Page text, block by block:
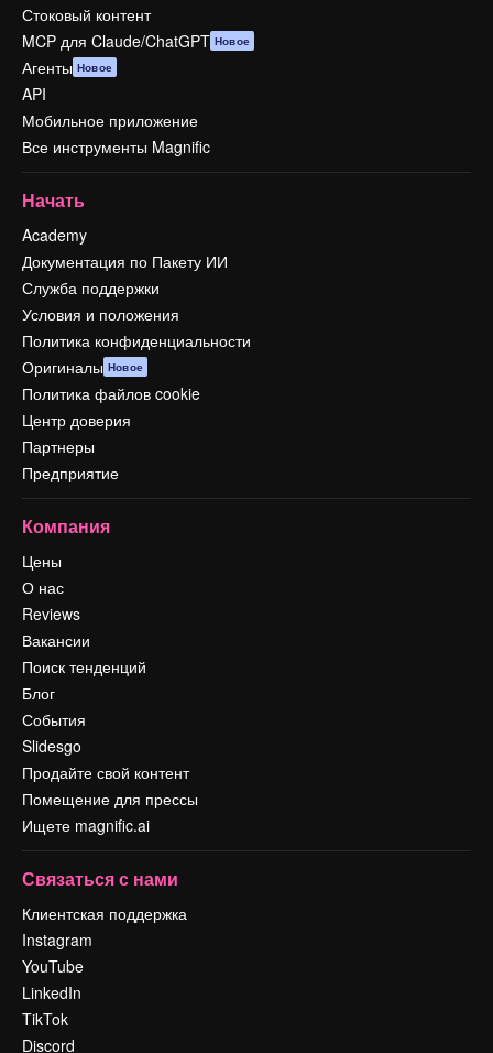
Стоковый контент
MCP для Claude/ChatGPT Новое
Агенты Новое
API
Мобильное приложение
Все инструменты Magnific
Начать
Academy
Документация по Пакету ИИ
Служба поддержки
Условия и положения
Политика конфиденциальности
Оригиналы Новое
Политика файлов cookie
Центр доверия
Партнеры
Предприятие
Компания
Цены
О нас
Reviews
Вакансии
Поиск тенденций
Блог
События
Slidesgo
Продайте свой контент
Помещение для прессы
Ищете magnific.ai
Связаться с нами
Клиентская поддержка
Instagram
YouTube
LinkedIn
TikTok
Discord